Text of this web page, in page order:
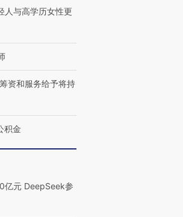
人与高学历女性更
资和服务给予将持
积金
亿元 DeepSeek参